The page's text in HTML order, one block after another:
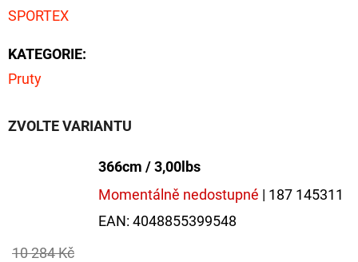
SPORTEX
KATEGORIE:
Pruty
ZVOLTE VARIANTU
366cm / 3,00lbs
Momentálně nedostupné | 187 145311
EAN: 4048855399548
10 284 Kč